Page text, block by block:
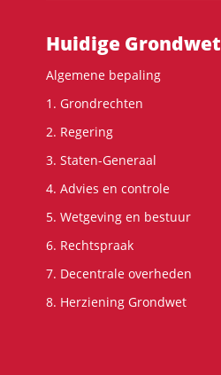
Hoofdnavigatie
Huidige Grondwet
Algemene bepaling
1. Grondrechten
2. Regering
3. Staten-Generaal
4. Advies en controle
5. Wetgeving en bestuur
6. Rechtspraak
7. Decentrale overheden
8. Herziening Grondwet